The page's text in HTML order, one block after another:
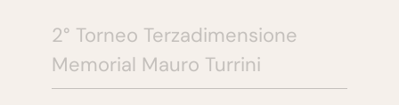
2° Torneo Terzadimensione
Memorial Mauro Turrini